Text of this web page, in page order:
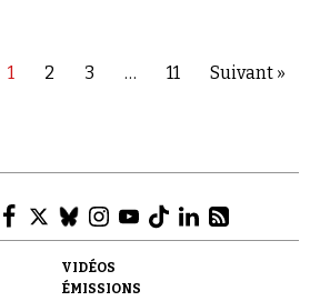
1 2 3 … 11 Suivant »
VIDÉOS
ÉMISSIONS